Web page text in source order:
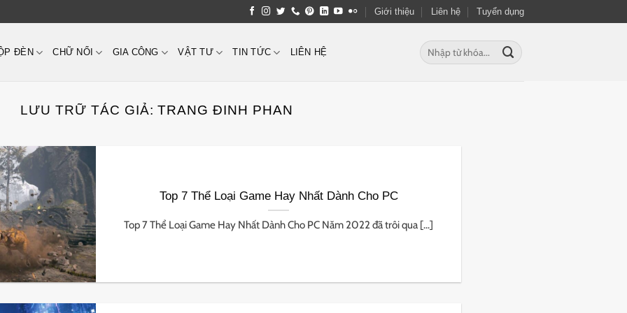
Giới thiệu Liên hệ Tuyển dụng
ĐÈN CHỮ NỔI GIA CÔNG VẬT TƯ TIN TỨC LIÊN HỆ
Tìm
kiếm:
LƯU TRỮ TÁC GIẢ:TRANG ĐINH PHAN
Top 7 Thể Loại Game Hay Nhất Dành Cho PC
Top 7 Thể Loại Game Hay Nhất Dành Cho PC Năm 2022 đã trôi qua [...]